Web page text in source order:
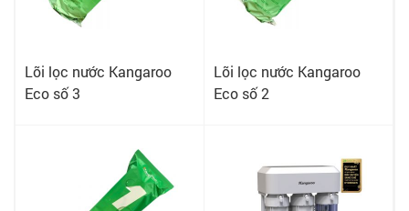
Lõi lọc nước Kangaroo
Eco số 3
Lõi lọc nước Kangaroo
Eco số 2